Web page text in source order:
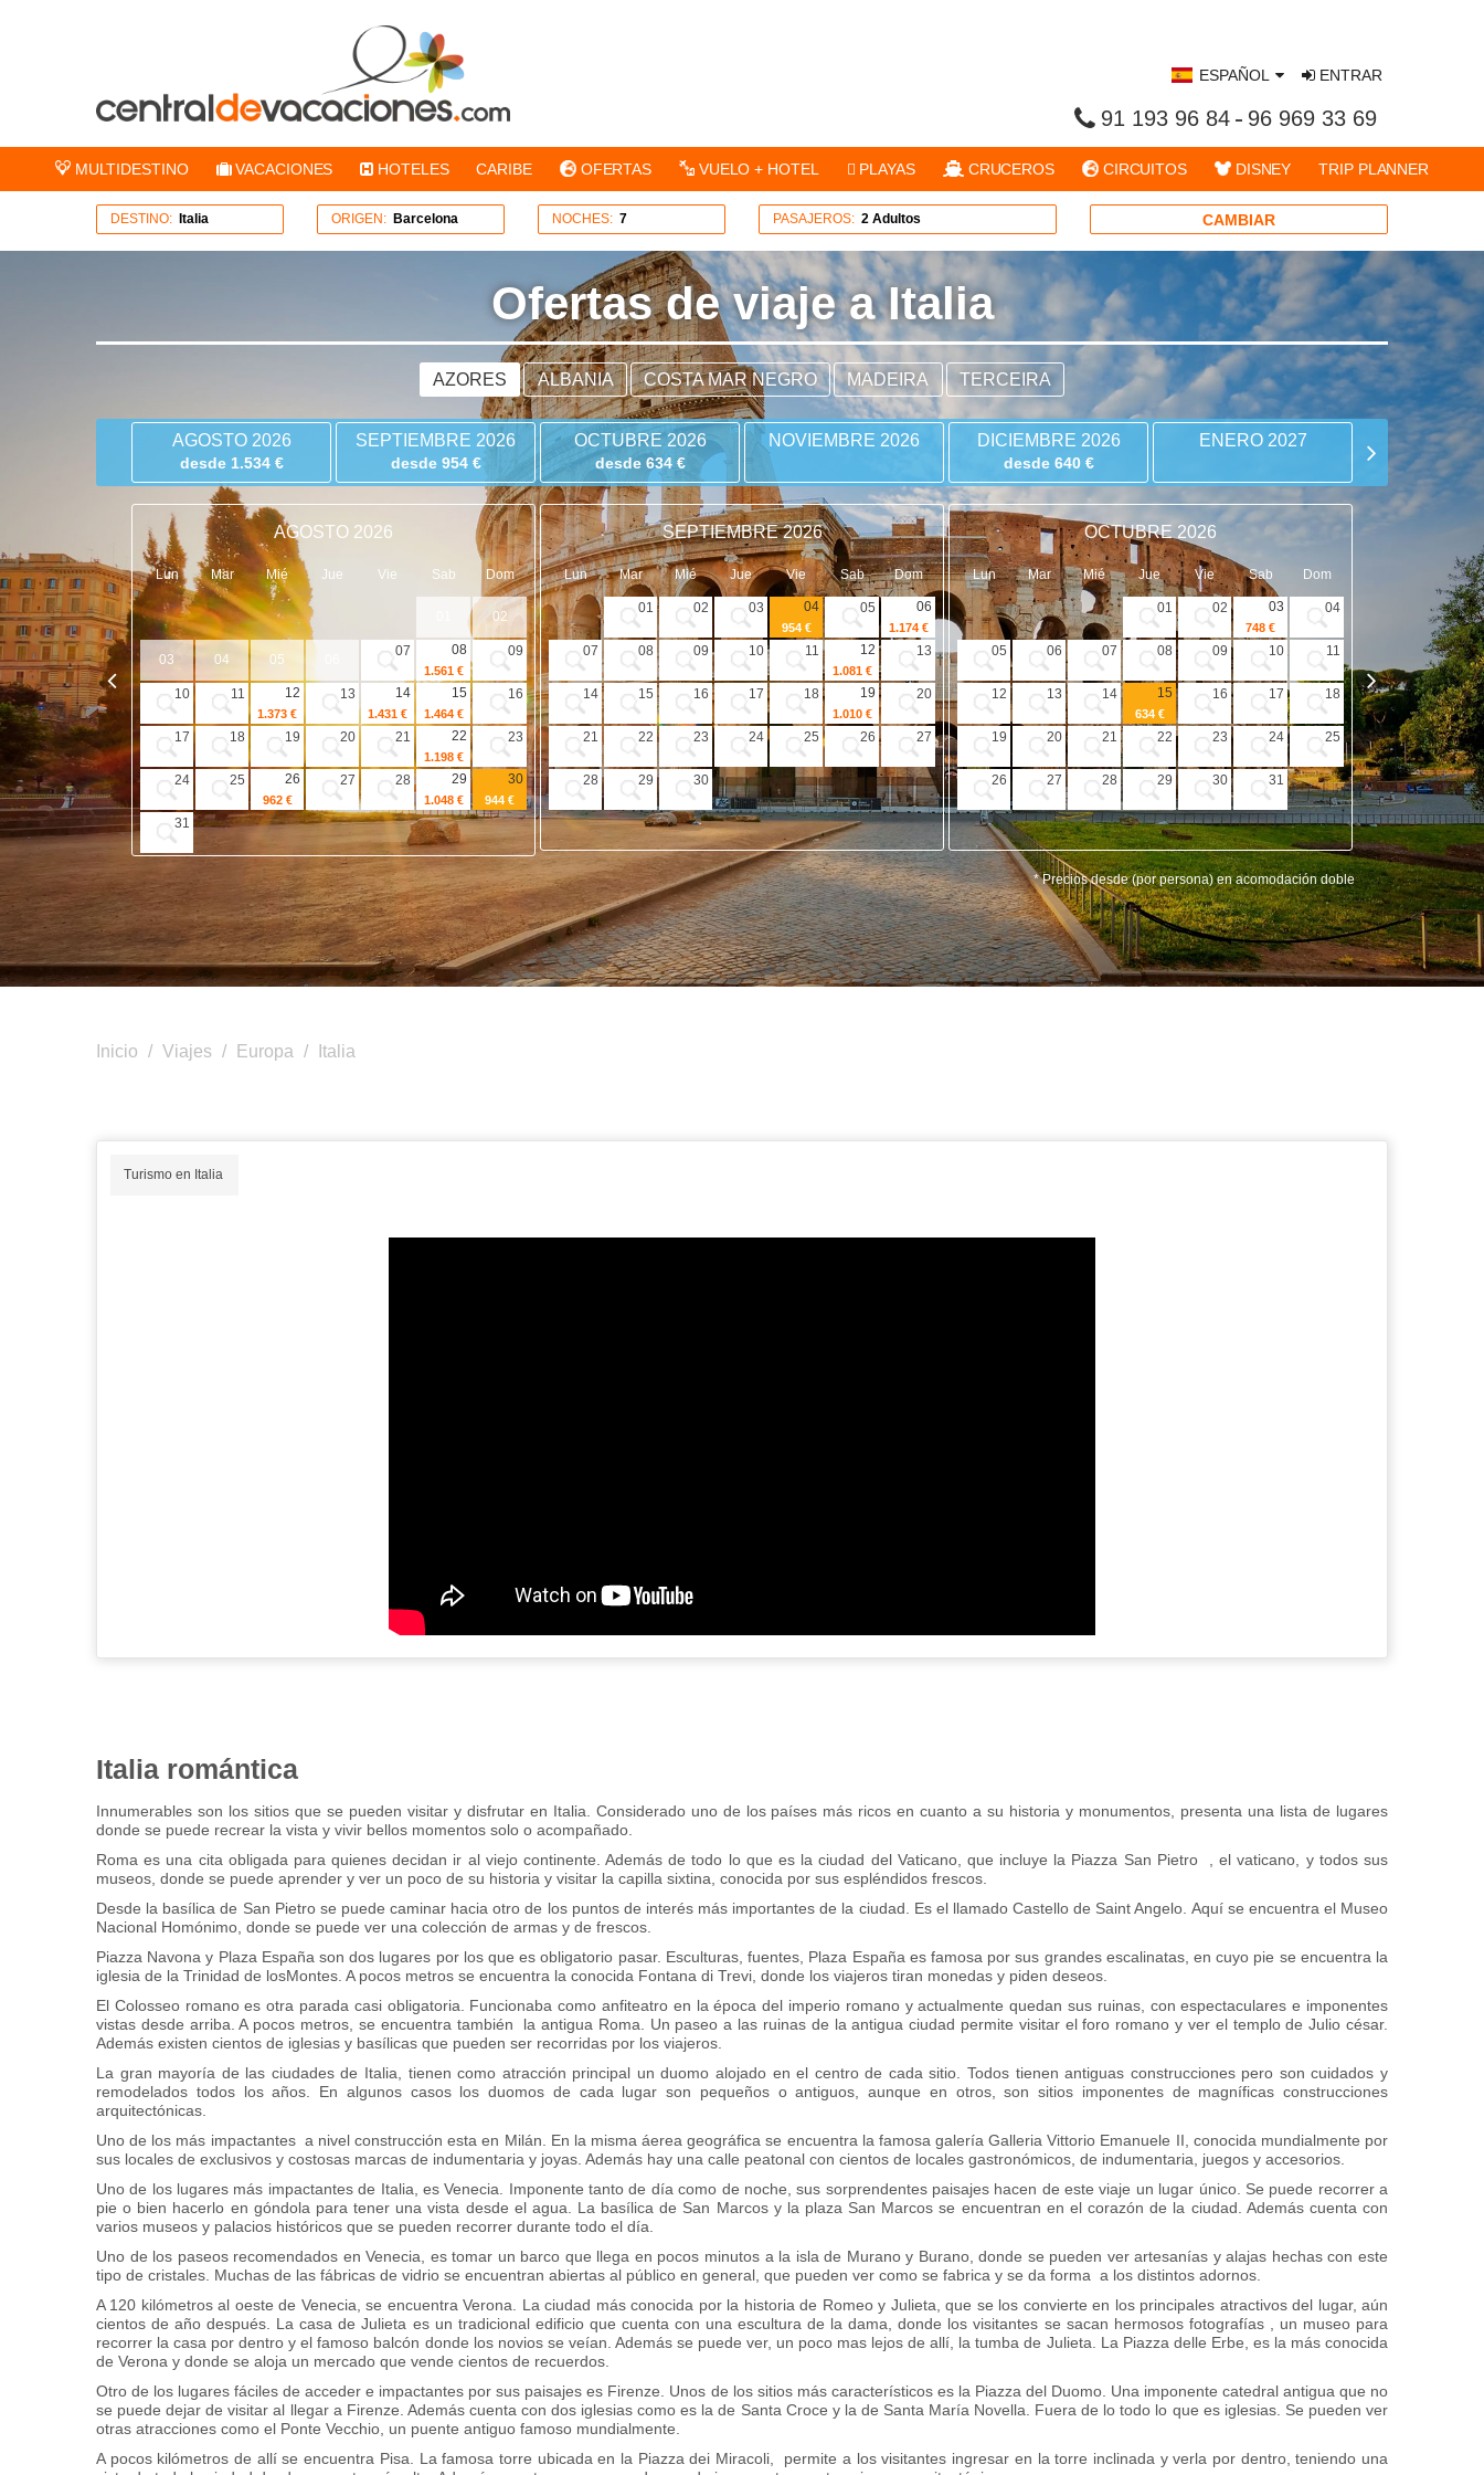
ESPAÑOL
91 193 96 84 96 969 33 69
ENTRAR
MULTIDESTINO VACACIONES HOTELES CARIBE OFERTAS VUELO + HOTEL PLAYAS CRUCEROS CIRCUITOS DISNEY TRIP PLANNER
DESTINO: Italia ORIGEN: Barcelona NOCHES: 7 PASAJEROS: 2 Adultos CAMBIAR
Ofertas de viaje a Italia
AZORES ALBANIA COSTA MAR NEGRO MADEIRA TERCEIRA
AGOSTO 2026
desde 1.534 €
SEPTIEMBRE 2026
desde 954 €
OCTUBRE 2026
desde 634 €
NOVIEMBRE 2026 DICIEMBRE 2026
desde 640 €
ENERO 2027 FEBRERO
AGOSTO 2026
Lun Mar Mié Jue Vie Sab Dom
02
03 04 05
07 08
1.561 €
09
10 11 12
1.373 €
13 14
1.431 €
15
1.464 €
16
17 18 19 20 21 22
1.198 €
23
24 25 26
962 €
27 28 29
1.048 €
30
944 €
31
SEPTIEMBRE 2026
Lun Mar Mié Jue Vie Sab Dom
01 02 03 04
954 €
05 06
1.174 €
07 08 09 10 11 12
1.081 €
13
14 15 16 17 18 19
1.010 €
20
21 22 23 24 25 26 27
28 29 30
OCTUBRE 2026
Lun Mar Mié Jue Vie Sab Dom
01 02 03
748 €
04
05 06 07 08 09 10 11
12 13 14 15
634 €
16 17 18
19 20 21 22 23 24 25
26 27 28 29 30 31
Mar
03
09 10
16 17
23 24
30
* Precios desde (por persona) en acomodación doble
Inicio / Viajes / Europa / Italia
Turismo en Italia
Italia romántica
Innumerables son los sitios que se pueden visitar y disfrutar en Italia. Considerado uno de los países más ricos en cuanto a su historia y monumentos, presenta una lista de lugares
donde se puede recrear la vista y vivir bellos momentos solo o acompañado.
Roma es una cita obligada para quienes decidan ir al viejo continente. Además de todo lo que es la ciudad del Vaticano, que incluye la Piazza San Pietro , el vaticano, y todos sus
museos, donde se puede aprender y ver un poco de su historia y visitar la capilla sixtina, conocida por sus espléndidos frescos.
Desde la basílica de San Pietro se puede caminar hacia otro de los puntos de interés más importantes de la ciudad. Es el llamado Castello de Saint Angelo. Aquí se encuentra el Museo
Nacional Homónimo, donde se puede ver una colección de armas y de frescos.
Piazza Navona y Plaza España son dos lugares por los que es obligatorio pasar. Esculturas, fuentes, Plaza España es famosa por sus grandes escalinatas, en cuyo pie se encuentra la
iglesia de la Trinidad de losMontes. A pocos metros se encuentra la conocida Fontana di Trevi, donde los viajeros tiran monedas y piden deseos.
El Colosseo romano es otra parada casi obligatoria. Funcionaba como anfiteatro en la época del imperio romano y actualmente quedan sus ruinas, con espectaculares e imponentes
vistas desde arriba. A pocos metros, se encuentra también la antigua Roma. Un paseo a las ruinas de la antigua ciudad permite visitar el foro romano y ver el templo de Julio césar.
Además existen cientos de iglesias y basílicas que pueden ser recorridas por los viajeros.
La gran mayoría de las ciudades de Italia, tienen como atracción principal un duomo alojado en el centro de cada sitio. Todos tienen antiguas construcciones pero son cuidados y
remodelados todos los años. En algunos casos los duomos de cada lugar son pequeños o antiguos, aunque en otros, son sitios imponentes de magníficas construcciones
arquitectónicas.
Uno de los más impactantes a nivel construcción esta en Milán. En la misma áerea geográfica se encuentra la famosa galería Galleria Vittorio Emanuele II, conocida mundialmente por
sus locales de exclusivos y costosas marcas de indumentaria y joyas. Además hay una calle peatonal con cientos de locales gastronómicos, de indumentaria, juegos y accesorios.
Uno de los lugares más impactantes de Italia, es Venecia. Imponente tanto de día como de noche, sus sorprendentes paisajes hacen de este viaje un lugar único. Se puede recorrer a
pie o bien hacerlo en góndola para tener una vista desde el agua. La basílica de San Marcos y la plaza San Marcos se encuentran en el corazón de la ciudad. Además cuenta con
varios museos y palacios históricos que se pueden recorrer durante todo el día.
Uno de los paseos recomendados en Venecia, es tomar un barco que llega en pocos minutos a la isla de Murano y Burano, donde se pueden ver artesanías y alajas hechas con este
tipo de cristales. Muchas de las fábricas de vidrio se encuentran abiertas al público en general, que pueden ver como se fabrica y se da forma a los distintos adornos.
A 120 kilómetros al oeste de Venecia, se encuentra Verona. La ciudad más conocida por la historia de Romeo y Julieta, que se los convierte en los principales atractivos del lugar, aún
cientos de año después. La casa de Julieta es un tradicional edificio que cuenta con una escultura de la dama, donde los visitantes se sacan hermosos fotografías , un museo para
recorrer la casa por dentro y el famoso balcón donde los novios se veían. Además se puede ver, un poco mas lejos de allí, la tumba de Julieta. La Piazza delle Erbe, es la más conocida
de Verona y donde se aloja un mercado que vende cientos de recuerdos.
Otro de los lugares fáciles de acceder e impactantes por sus paisajes es Firenze. Unos de los sitios más característicos es la Piazza del Duomo. Una imponente catedral antigua que no
se puede dejar de visitar al llegar a Firenze. Además cuenta con dos iglesias como es la de Santa Croce y la de Santa María Novella. Fuera de lo todo lo que es iglesias. Se pueden ver
otras atracciones como el Ponte Vecchio, un puente antiguo famoso mundialmente.
A pocos kilómetros de allí se encuentra Pisa. La famosa torre ubicada en la Piazza dei Miracoli, permite a los visitantes ingresar en la torre inclinada y verla por dentro, teniendo una